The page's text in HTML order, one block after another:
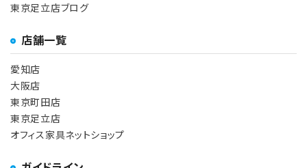
東京足立店ブログ
店舗一覧
愛知店
大阪店
東京町田店
東京足立店
オフィス家具ネットショップ